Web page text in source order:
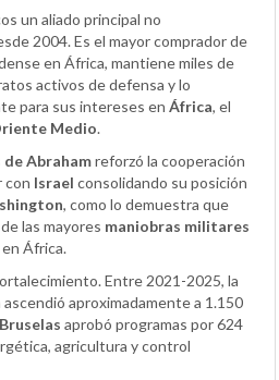
un aliado principal no
2004. Es el mayor comprador de
en África, mantiene miles de
activos de defensa y lo
para sus intereses en África, el
Medio.
Abrahamreforzó la cooperación
con Israel consolidando su posición
, como lo demuestra que
las mayores maniobras militares
África.
Entre 2021-2025, la
aproximadamente a 1.150
Bruselas aprobó programas por 624
agricultura y control